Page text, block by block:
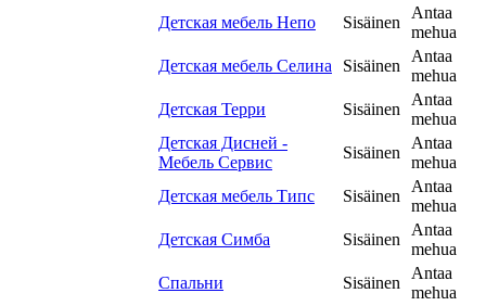
Детская мебель Непо
Sisäinen
Antaa
mehua
Детская мебель Селина
Sisäinen
Antaa
mehua
Детская Терри
Sisäinen
Antaa
mehua
Детская Дисней -
Мебель Сервис
Sisäinen
Antaa
mehua
Детская мебель Типс
Sisäinen
Antaa
mehua
Детская Симба
Sisäinen
Antaa
mehua
Спальни
Sisäinen
Antaa
mehua